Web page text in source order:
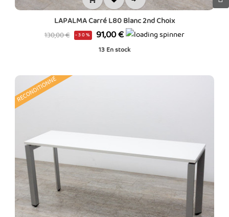
LAPALMA Carré L80 Blanc 2nd Choix
Prix
130,00 € -30% Prix
91,00 €
13 En stock
RECONDITIONNÉ